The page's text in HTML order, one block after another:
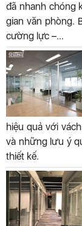
đã nhanh chóng
gian văn phòng.
cường lực –...
hiệu quả với
và những lưu ý
thiết kế.